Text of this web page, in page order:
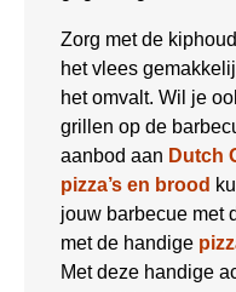
Zorg met de
het vlees
het omvalt. Wil je
grillen op de
aanbod aan Dutch
pizza’s en brood
jouw barbecue met
met de handige
Met deze handige